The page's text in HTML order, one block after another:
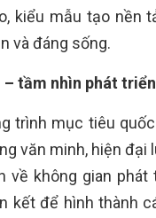
kiểu mẫu tạo nền
và đáng sống.
– tầm nhìn phát triển
trình mục tiêu
văn minh, hiện
không gian
kết để hình thành